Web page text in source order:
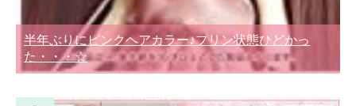
半年ぶりにピンクヘアカラー♪プリン状態ひどかっ
た・・・☆